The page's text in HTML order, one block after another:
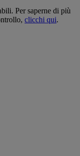
Per saperne di più
clicchi qui.